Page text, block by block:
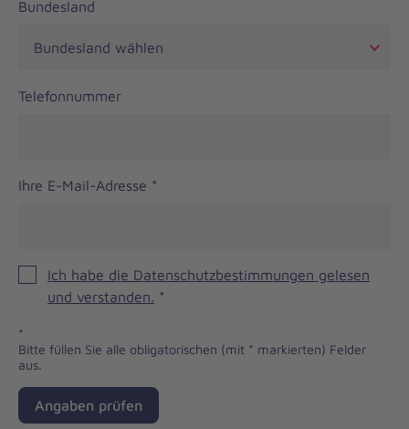
Bundesland
Telefonnummer
Ihre E-Mail-Adresse *
Ich habe die Datenschutzbestimmungen gelesen
und verstanden.
*
*
Bitte füllen Sie alle obligatorischen (mit * markierten) Felder
aus.
Angaben prüfen